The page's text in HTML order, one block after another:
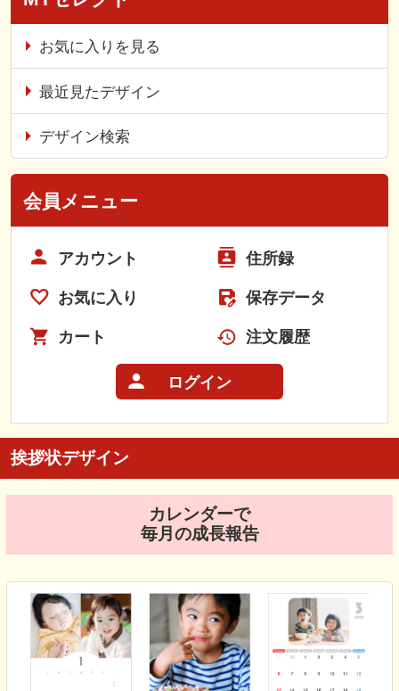
お気に入りを見る
最近見たデザイン
デザイン検索
会員メニュー
アカウント 住所録
お気に入り 保存データ
カート 注文履歴
ログイン
挨拶状デザイン
カレンダーで
毎月の成長報告